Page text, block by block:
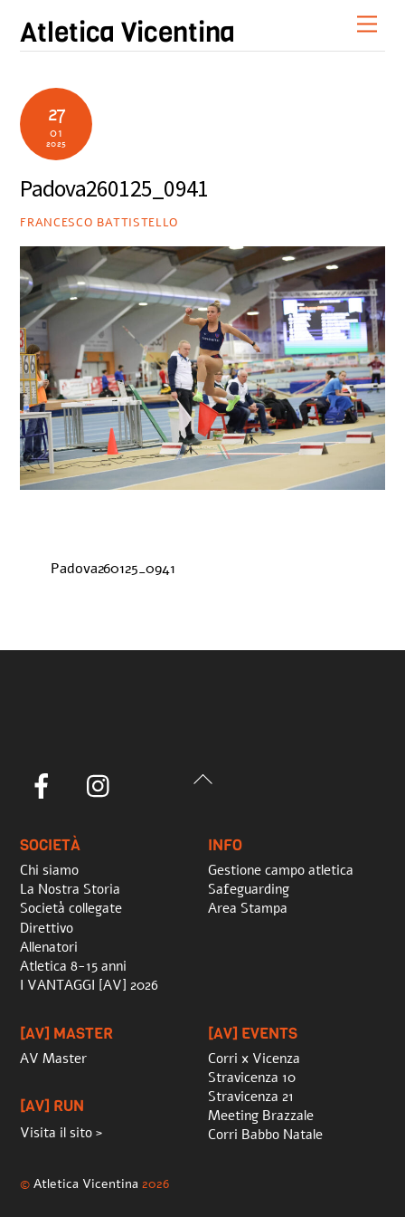
content
Atletica Vicentina
27
01
2025
Padova260125_0941
FRANCESCO BATTISTELLO
Padova260125_0941
Back
Facebook
SOCIETÀ
Chi siamo
La Nostra Storia
Società collegate
Direttivo
Allenatori
Atletica 8-15 anni
I VANTAGGI [AV] 2026
INFO
Gestione campo atletica
Safeguarding
Area Stampa
[AV] MASTER
AV Master
[AV] RUN
Visita il sito >
[AV] EVENTS
Corri x Vicenza
Stravicenza 10
Stravicenza 21
Meeting Brazzale
Corri Babbo Natale
©Atletica Vicentina 2026